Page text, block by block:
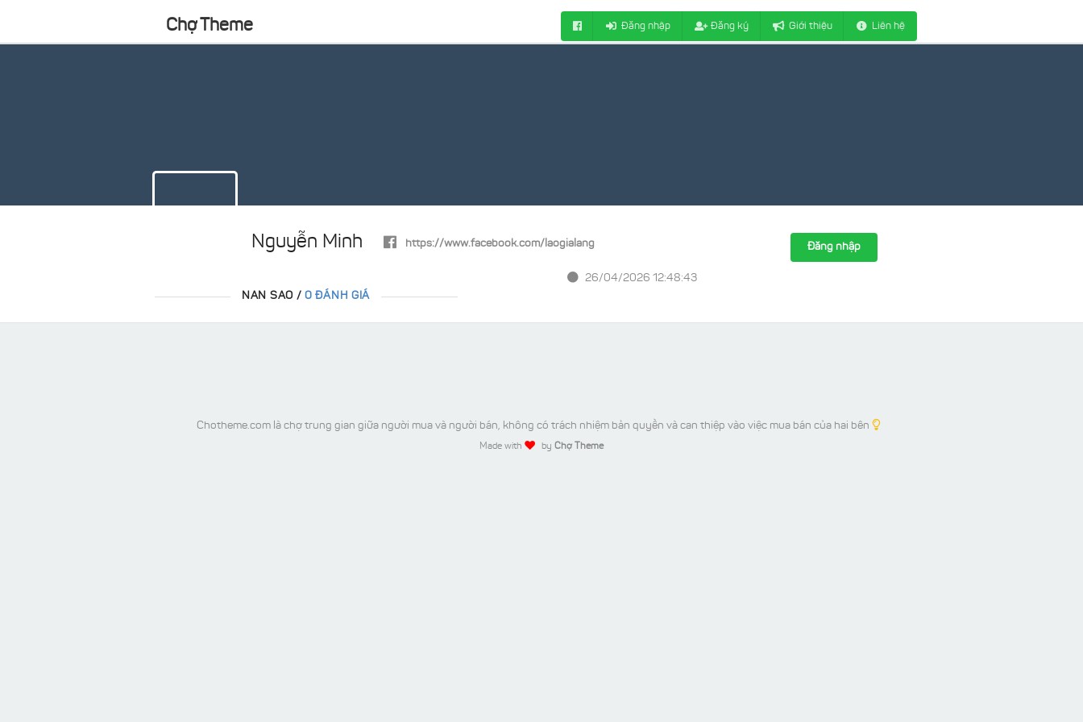
Chợ Theme Đăng nhập Đăng ký Giới thiệu Liên hệ
Nguyễn Minh https://www.facebook.com/laogialang
NAN SAO / 0 ĐÁNH GIÁ
26/04/2026 12:48:43
Đăng nhập
Chotheme.com là chợ trung gian giữa người mua và người bán, không có trách nhiệm bản quyền và can thiệp vào việc mua bán của hai bên
Made with by Chợ Theme